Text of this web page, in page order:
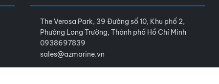
The Verosa Park, 39 Đường số 10, Khu phố 2,
Phường Long Trường, Thành phố Hồ Chí Minh
0938697839
sales@azmarine.vn